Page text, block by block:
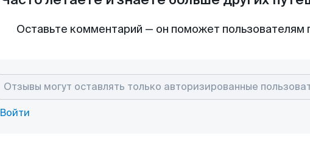
Оставьте комментарий — он поможет пользователям
Войти